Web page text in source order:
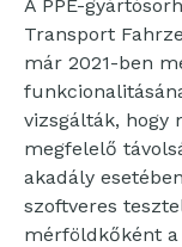
A PPE-
Transport
már 2021-ben
vizsgálták, hogy
megfelelő
akadály
szoftveres
mérföldkőként